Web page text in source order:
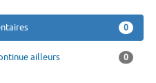
0
ailleurs 0